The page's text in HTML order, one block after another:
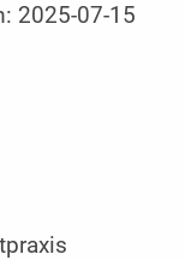
2025-07-15